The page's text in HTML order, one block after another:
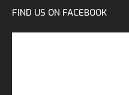
FIND US ON FACEBOOK